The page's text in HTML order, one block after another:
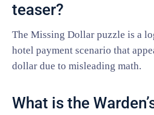
teaser?
The Missing Dollar puzzle is a
hotel payment scenario that
dollar due to misleading math.
What is the